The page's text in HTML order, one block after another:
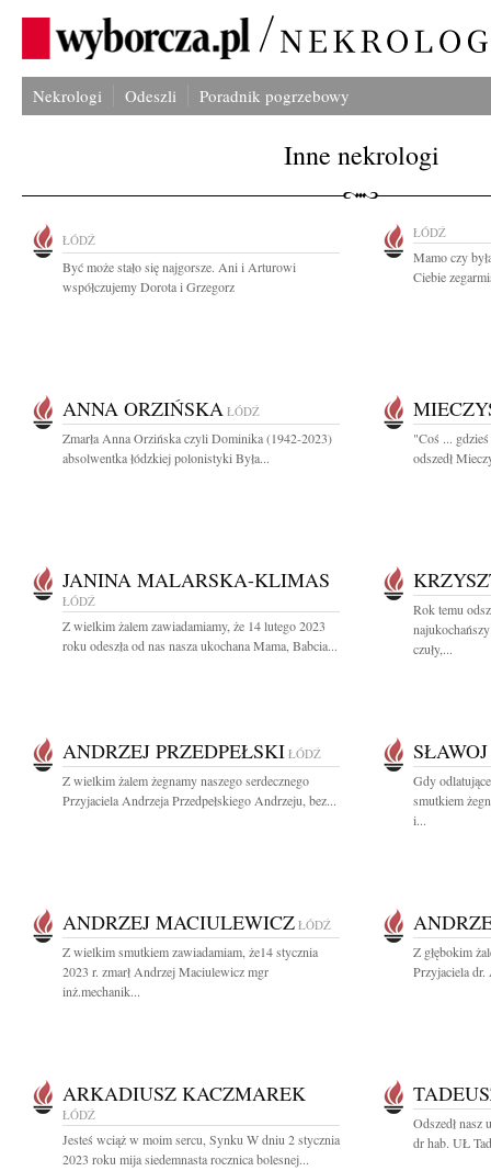
Nekrologi Odeszli Poradnik pogrzebowy
Inne nekrologi
ŁÓDŹ
Być może stało się najgorsze. Ani i Arturowi
współczujemy Dorota i Grzegorz
ŁÓDŹ
Mamo czy
Ciebie
ANNA ORZIŃSKA ŁÓDŹ
Zmarła Anna Orzińska czyli Dominika (1942-2023)
absolwentka łódzkiej polonistyki Była...
"Coś ...
odszedł
JANINA MALARSKA-KLIMAS
ŁÓDŹ
Z wielkim żalem zawiadamiamy, że 14 lutego 2023
roku odeszła od nas nasza ukochana Mama, Babcia...
Rok temu
czuły,...
ANDRZEJ PRZEDPEŁSKI ŁÓDŹ
Z wielkim żalem żegnamy naszego serdecznego
Przyjaciela Andrzeja Przedpełskiego Andrzeju, bez...
Gdy
smutkiem
i...
ANDRZEJ MACIULEWICZ ŁÓDŹ
Z wielkim smutkiem zawiadamiam, że14 stycznia
2023 r. zmarł Andrzej Maciulewicz mgr
inż.mechanik...
Z głębokim
Przyjaciela
ARKADIUSZ KACZMAREK
ŁÓDŹ
Jesteś wciąż w moim sercu, Synku W dniu 2 stycznia
2023 roku mija siedemnasta rocznica bolesnej...
Odszedł
dr hab. UŁ